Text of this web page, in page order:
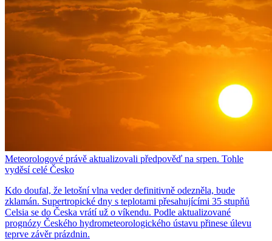
Meteorologové právě aktualizovali předpověď na srpen. Tohle
vyděsí celé Česko
Kdo doufal, že letošní vlna veder definitivně odezněla, bude
zklamán. Supertropické dny s teplotami přesahujícími 35 stupňů
Celsia se do Česka vrátí už o víkendu. Podle aktualizované
prognózy Českého hydrometeorologického ústavu přinese úlevu
teprve závěr prázdnin.